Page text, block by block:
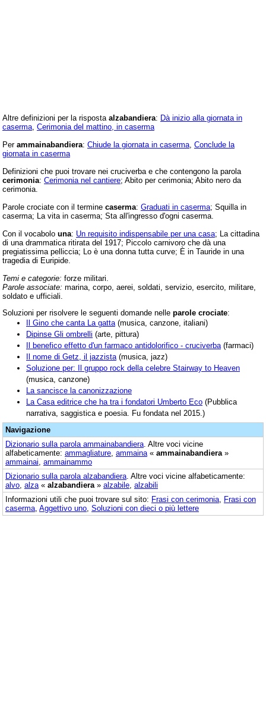
Altre definizioni per la risposta alzabandiera: Dà inizio alla giornata in
caserma Cerimonia del mattino, in caserma
Per ammainabandiera: Chiude la giornata in caserma Conclude la
giornata in caserma
Definizioni che puoi trovare nei cruciverba e che contengono la parola
cerimonia: Cerimonia nel cantiere; Abito per cerimonia; Abito nero da
cerimonia.
Parole crociate con il termine caserma: Graduati in caserma; Squilla in
caserma; La vita in caserma; Sta all'ingresso d'ogni caserma.
Con il vocabolo una: Un requisito indispensabile per una casa; La cittadina
di una drammatica ritirata del 1917; Piccolo carnivoro che dà una
pregiatissima pelliccia; Lo è una donna tutta curve; È in Tauride in una
tragedia di Euripide.
Temi e categorie: forze militari.
Parole associate: marina, corpo, aerei, soldati, servizio, esercito, militare,
soldato e ufficiali.
Soluzioni per risolvere le seguenti domande nelle parole crociate:
Il Gino che canta La gatta (musica, canzone, italiani)
Dipinse Gli ombrelli (arte, pittura)
Il benefico effetto d'un farmaco antidolorifico - cruciverba (farmaci)
Il nome di Getz, il jazzista (musica, jazz)
Soluzione per: Il gruppo rock della celebre Stairway to Heaven
(musica, canzone)
La sancisce la canonizzazione
La Casa editrice che ha tra i fondatori Umberto Eco (Pubblica
narrativa, saggistica e poesia. Fu fondata nel 2015.)
Navigazione
Dizionario sulla parola ammainabandiera . Altre voci vicine
alfabeticamente: ammagliature ammaina « ammainabandiera »
ammainai ammainammo
Dizionario sulla parola alzabandiera . Altre voci vicine alfabeticamente:
alvo alza « alzabandiera » alzabile alzabili
Informazioni utili che puoi trovare sul sito: Frasi con cerimonia Frasi con
caserma Aggettivo uno Soluzioni con dieci o più lettere